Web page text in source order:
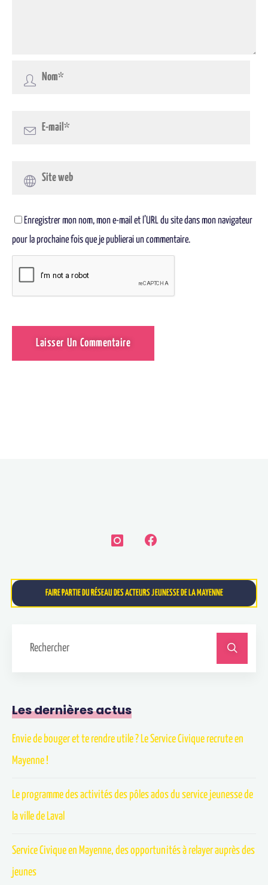
Enregistrer mon nom, mon e-mail et l’URL du site dans mon navigateur
pour la prochaine fois que je publierai un commentaire.
FAIRE PARTIE DU RÉSEAU DES ACTEURS JEUNESSE DE LA MAYENNE
Les dernières actus
Envie de bouger et te rendre utile ? Le Service Civique recrute en
Mayenne !
Le programme des activités des pôles ados du service jeunesse de
la ville de Laval
Service Civique en Mayenne, des opportunités à relayer auprès des
jeunes